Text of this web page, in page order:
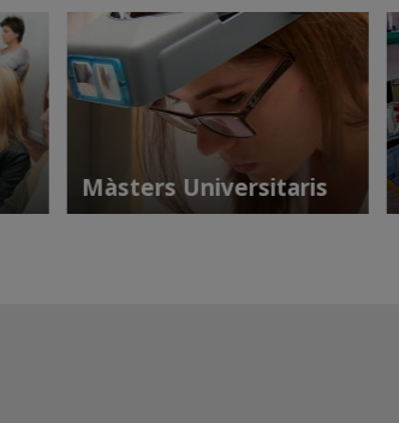
Màsters Universitaris